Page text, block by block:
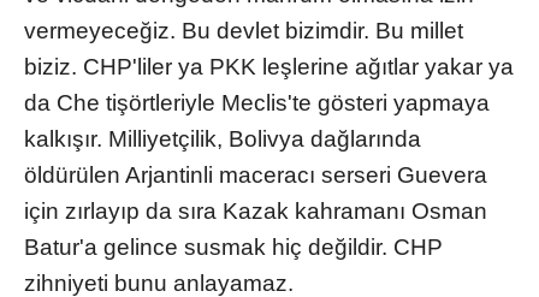
vermeyeceğiz. Bu devlet bizimdir. Bu millet
biziz. CHP'liler ya PKK leşlerine ağıtlar yakar ya
da Che tişörtleriyle Meclis'te gösteri yapmaya
kalkışır. Milliyetçilik, Bolivya dağlarında
öldürülen Arjantinli maceracı serseri Guevera
için zırlayıp da sıra Kazak kahramanı Osman
Batur'a gelince susmak hiç değildir. CHP
zihniyeti bunu anlayamaz.